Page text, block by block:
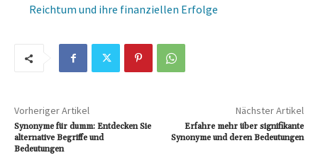
Reichtum und ihre finanziellen Erfolge
Vorheriger Artikel
Synonyme für dumm: Entdecken Sie
alternative Begriffe und
Bedeutungen
Nächster Artikel
Erfahre mehr über signifikante
Synonyme und deren Bedeutungen